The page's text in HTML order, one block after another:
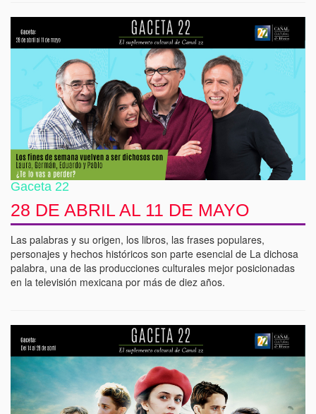
Gaceta 22
28 DE ABRIL AL 11 DE MAYO
Las palabras y su origen, los libros, las frases populares,
personajes y hechos históricos son parte esencial de La dichosa
palabra, una de las producciones culturales mejor posicionadas
en la televisión mexicana por más de diez años.